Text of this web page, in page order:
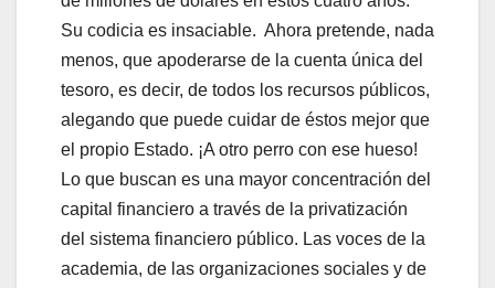
Su codicia es insaciable. Ahora pretende, nada
menos, que apoderarse de la cuenta única del
tesoro, es decir, de todos los recursos públicos,
alegando que puede cuidar de éstos mejor que
el propio Estado. ¡A otro perro con ese hueso!
Lo que buscan es una mayor concentración del
capital financiero a través de la privatización
del sistema financiero público. Las voces de la
academia, de las organizaciones sociales y de